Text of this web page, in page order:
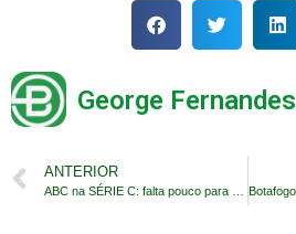
George Fernandes
ANTERIOR